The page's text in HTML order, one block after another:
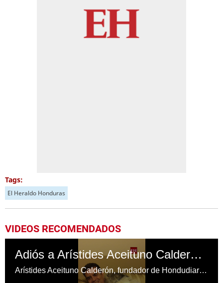
Tags:
El Heraldo Honduras
VIDEOS RECOMENDADOS
Adiós a Arístides Aceituno Calderón, una figura histórica del periodismo nacional
Arístides Aceituno Calderón, fundador de Hondudiario.com y reconocido periodista de amplia trayectoria, falleció a los 67 años. Su legado perdura por su valioso aporte al periodismo y a la comunicación en Honduras, dejando una huella imborrable en el gremio.